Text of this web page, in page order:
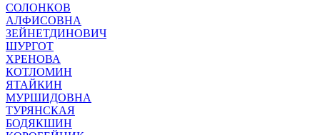
СОЛОНКОВ
АЛФИСОВНА
ЗЕЙНЕТДИНОВИЧ
ШУРГОТ
ХРЕНОВА
КОТЛОМИН
ЯТАЙКИН
МУРШИДОВНА
ТУРЯНСКАЯ
БОДЯКШИН